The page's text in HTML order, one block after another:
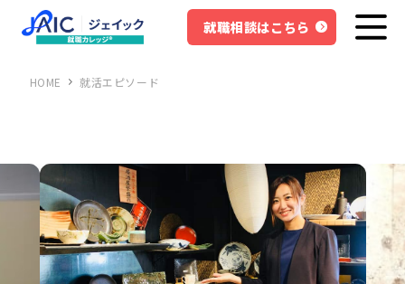
就職相談はこちら
HOME 就活エピソード